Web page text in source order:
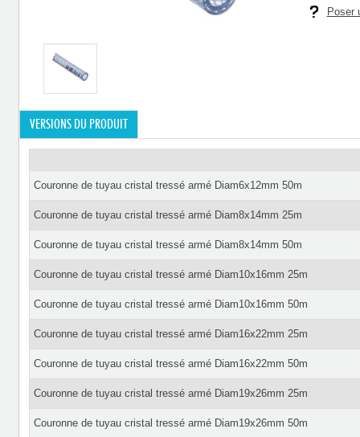
Poser
VERSIONS DU PRODUIT
Couronne de tuyau cristal tressé armé Diam6x12mm 50m
Couronne de tuyau cristal tressé armé Diam8x14mm 25m
Couronne de tuyau cristal tressé armé Diam8x14mm 50m
Couronne de tuyau cristal tressé armé Diam10x16mm 25m
Couronne de tuyau cristal tressé armé Diam10x16mm 50m
Couronne de tuyau cristal tressé armé Diam16x22mm 25m
Couronne de tuyau cristal tressé armé Diam16x22mm 50m
Couronne de tuyau cristal tressé armé Diam19x26mm 25m
Couronne de tuyau cristal tressé armé Diam19x26mm 50m